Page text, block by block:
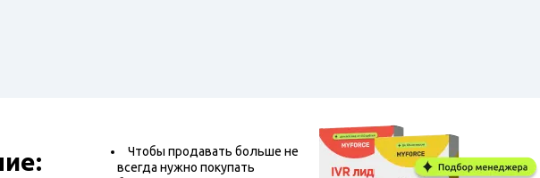
Чтобы продавать больше не
всегда нужно покупать